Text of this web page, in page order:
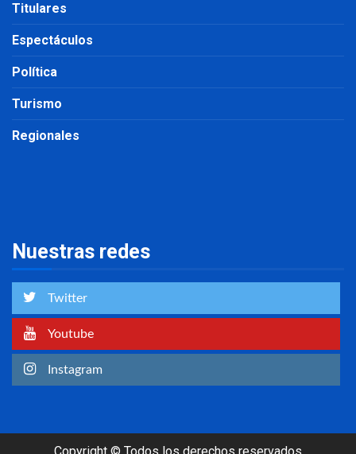
Titulares
Espectáculos
Política
Turismo
Regionales
Nuestras redes
Twitter
Youtube
Instagram